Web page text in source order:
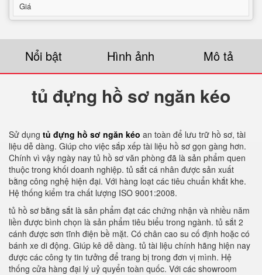
Giá
Nổi bật Hình ảnh Mô tả
tủ đựng hồ sơ ngăn kéo
Sử dụng tủ đựng hồ sơ ngăn kéo an toàn để lưu trữ hồ sơ, tài
liệu dễ dàng. Giúp cho việc sắp xếp tài liệu hồ sơ gọn gàng hơn.
Chính vì vậy ngày nay tủ hồ sơ văn phòng đã là sản phẩm quen
thuộc trong khối doanh nghiệp. tủ sắt cá nhân được sản xuất
bằng công nghệ hiện đại. Với hàng loạt các tiêu chuẩn khắt khe.
Hệ thống kiểm tra chất lượng ISO 9001:2008.
tủ hồ sơ bằng sắt là sản phẩm đạt các chứng nhận và nhiều năm
liền được bình chọn là sản phẩm tiêu biểu trong ngành. tủ sắt 2
cánh được sơn tĩnh điện bề mặt. Có chân cao su cố định hoặc có
bánh xe di động. Giúp kê dễ dàng. tủ tài liệu chính hãng hiện nay
được các công ty tin tưởng để trang bị trong đơn vị mình. Hệ
thống cửa hàng đại lý uỷ quyển toàn quốc. Với các showroom